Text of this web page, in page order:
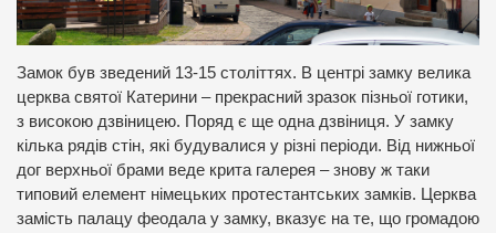
Замок був зведений 13-15 століттях. В центрі замку велика
церква святої Катерини – прекрасний зразок пізньої готики,
з високою дзвіницею. Поряд є ще одна дзвіниця. У замку
кілька рядів стін, які будувалися у різні періоди. Від нижньої
дог верхньої брами веде крита галерея – знову ж таки
типовий елемент німецьких протестантських замків. Церква
замість палацу феодала у замку, вказує на те, що громадою